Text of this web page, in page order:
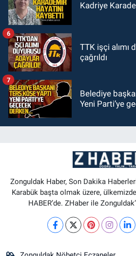
Kadriye
TTK işçi alımı
çağrıldı
6
Belediye
Yeni Parti’ye
7
Zonguldak Haber, Son Dakika
Karabük başta olmak üzere,
HABER’de. ZHaber ile